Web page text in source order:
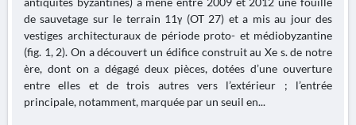
de sauvetage sur le terrain 11γ (OT 27) et a mis au jour des
vestiges architecturaux de période proto- et médiobyzantine
(fig. 1, 2). On a découvert un édifice construit au Xe s. de notre
ère, dont on a dégagé deux pièces, dotées d’une ouverture
entre elles et de trois autres vers l’extérieur ; l’entrée
principale, notamment, marquée par un seuil en...